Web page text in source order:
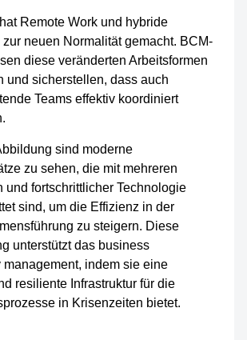
Remote Work und hybride
neuen Normalität gemacht. BCM-
diese veränderten Arbeitsformen
und sicherstellen, dass auch
Teams effektiv koordiniert